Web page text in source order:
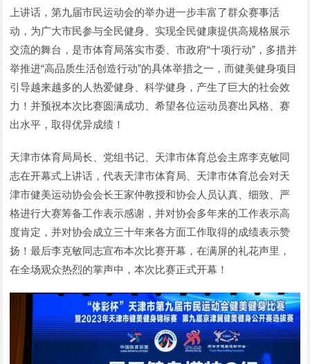
上讲话，第九届市民运动会的举办进一步丰富了群众赛事活
动，为广大市民参与全民健身、实现全民健康提供高规格展示
交流的舞台，是市体育局落实市委、市政府“十项行动”，多措并
举推进“高品质生活创造行动”的具体举措之一，而健美健身项目
引导越来越多的人热爱健身、科学健身，产生了巨大的社会效
力！并预祝本次比赛圆满成功、希望各位运动员赛出风格、赛
出水平，取得优异成绩！
天津市体育局局长、党组书记、天津市体育总会主席李克敏同
志在开幕式上讲话，代表天津市体育局、天津市体育总会对天
津市健美运动协会会长王家仲教授和协会人员认真、细致、严
格进行大赛筹备工作表示感谢，并对协会多年来的工作表示高
度肯定，并对协会成立三十年来各方面工作取得的成绩表示赞
扬！最后李克敏同志宣布本次比赛开幕，在满屏的礼花声里，
在全场观众热烈的掌声中，本次比赛正式开幕！